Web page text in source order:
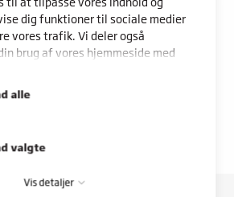
dig funktioner til sociale medier
vores trafik. Vi deler også
brug af vores hjemmeside med
for sociale medier,
og analysepartnere. Vores
disse data med andre
givet dem, eller som de har
valgte
alle
Vis detaljer
All rights reserved.